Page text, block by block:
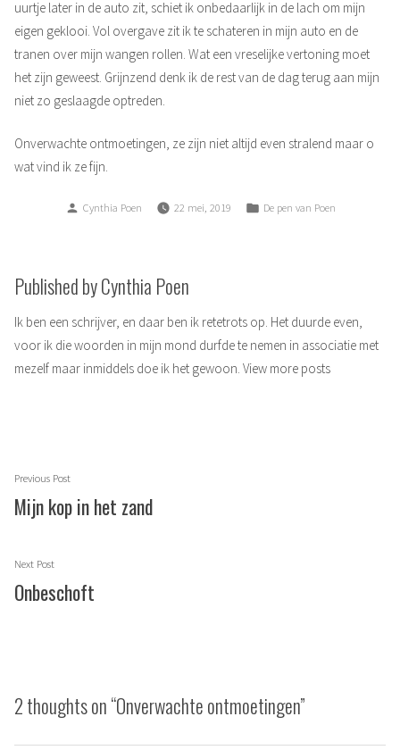
uurtje later in de auto zit, schiet ik onbedaarlijk in de lach om mijn
eigen geklooi. Vol overgave zit ik te schateren in mijn auto en de
tranen over mijn wangen rollen. Wat een vreselijke vertoning moet
het zijn geweest. Grijnzend denk ik de rest van de dag terug aan mijn
niet zo geslaagde optreden.
Onverwachte ontmoetingen, ze zijn niet altijd even stralend maar o
wat vind ik ze fijn.
Posted
Cynthia Poen 22 mei, 2019
Posted
De pen van Poen
Published by Cynthia Poen
Ik ben een schrijver, en daar ben ik retetrots op. Het duurde even,
voor ik die woorden in mijn mond durfde te nemen in associatie met
mezelf maar inmiddels doe ik het gewoon. View more posts
Berichtnavigatie
Previous PostPrevious
post:
Mijn kop in het zand
Next PostNext
post:
Onbeschoft
2 thoughts on “Onverwachte ontmoetingen”